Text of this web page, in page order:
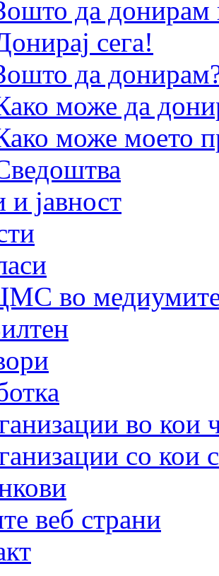
да
сега!
да
може да
може моето
и јавност
во
во кои
со кои
веб страни